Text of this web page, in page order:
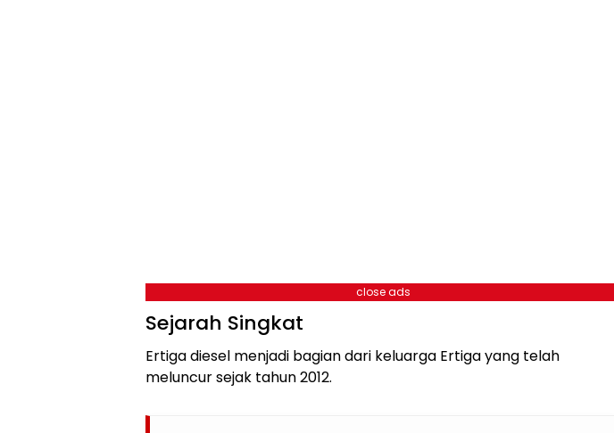
close ads
Sejarah Singkat
Ertiga diesel menjadi bagian dari keluarga Ertiga yang telah
meluncur sejak tahun 2012.